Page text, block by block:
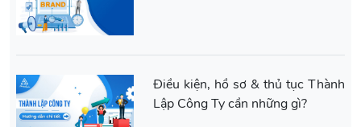
Điều kiện, hồ sơ & thủ tục Thành
Lập Công Ty cần những gì?